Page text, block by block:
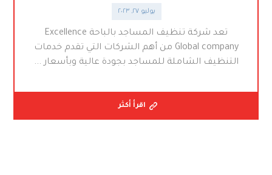
يوليو ٢٧, ٢٠٢٣
تعد شركة تنظيف المساجد بالباحة Excellence
Global company من أهم الشركات التي تقدم خدمات
التنظيف الشاملة للمساجد بجودة عالية وبأسعار ...
اقرأ أكثر